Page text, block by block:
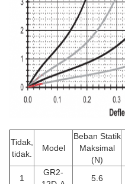
Tidak,
tidak.
Model
Beban Statik
Maksimal
(N)
1
GR2-
5.6